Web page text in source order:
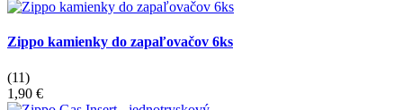
Zippo kamienky do zapaľovačov 6ks
(11)
1,90 €